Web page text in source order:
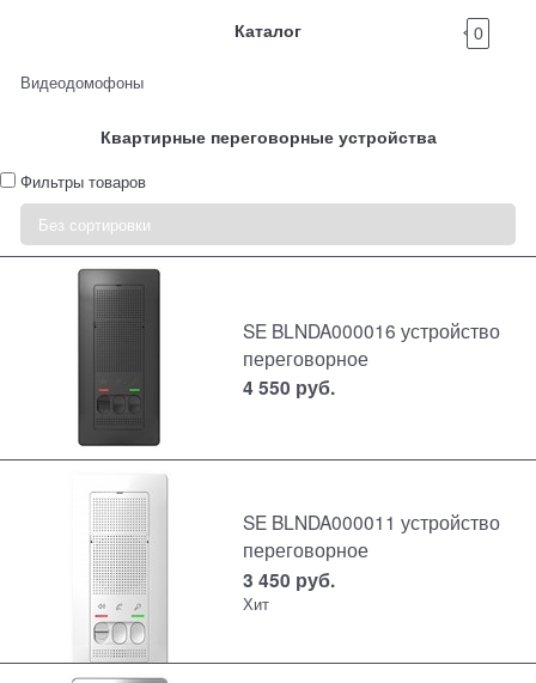
Каталог 0
Видеодомофоны
Квартирные переговорные устройства
Фильтры товаров
SE BLNDA000016 устройство
переговорное
4 550 руб.
SE BLNDA000011 устройство
переговорное
3 450 руб.
Хит